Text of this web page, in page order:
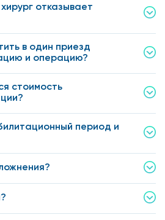
отказывает
в один приезд
и операцию?
стоимость
период и